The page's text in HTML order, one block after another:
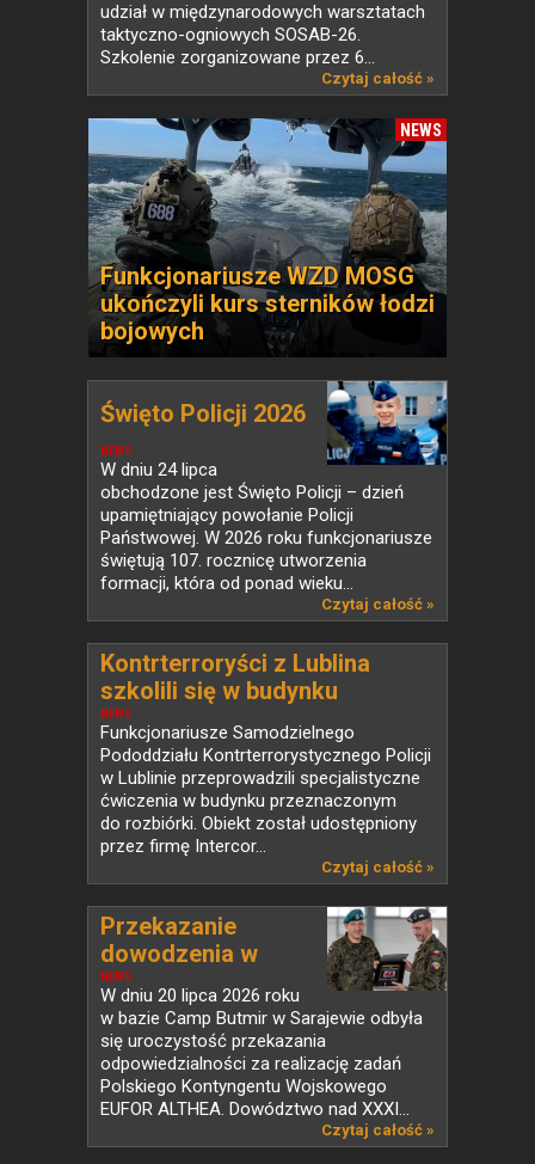
udział w międzynarodowych warsztatach
taktyczno-ogniowych SOSAB-26.
Szkolenie zorganizowane przez 6...
Czytaj całość »
NEWS
Funkcjonariusze WZD MOSG
ukończyli kurs sterników łodzi
bojowych
NEWS
Święto Policji 2026
W dniu 24 lipca
obchodzone jest Święto Policji – dzień
upamiętniający powołanie Policji
Państwowej. W 2026 roku funkcjonariusze
świętują 107. rocznicę utworzenia
formacji, która od ponad wieku...
Czytaj całość »
NEWS
Kontrterroryści z Lublina
szkolili się w budynku
przeznaczonym do rozbiórki
Funkcjonariusze Samodzielnego
Pododdziału Kontrterrorystycznego Policji
w Lublinie przeprowadzili specjalistyczne
ćwiczenia w budynku przeznaczonym
do rozbiórki. Obiekt został udostępniony
przez firmę Intercor...
Czytaj całość »
NEWS
Przekazanie
dowodzenia w
PKW...
W dniu 20 lipca 2026 roku
w bazie Camp Butmir w Sarajewie odbyła
się uroczystość przekazania
odpowiedzialności za realizację zadań
Polskiego Kontyngentu Wojskowego
EUFOR ALTHEA. Dowództwo nad XXXI...
Czytaj całość »